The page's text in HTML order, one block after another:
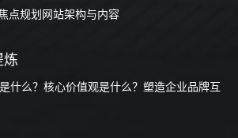
点规划网站架构与内容
炼
什么？核心价值观是什么？塑造企业品牌互